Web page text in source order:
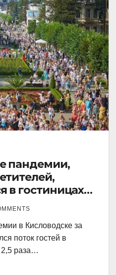
пандемии,
в гостиницах
в 2,5 раза.
в Кисловодске за
поток гостей в
2,5 раза…